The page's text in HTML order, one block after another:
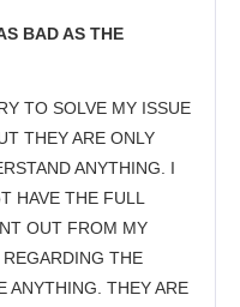
BAD AS THE
TO SOLVE MY ISSUE
THEY ARE ONLY
ANYTHING. I
HAVE THE FULL
OUT FROM MY
THE
ANYTHING. THEY ARE